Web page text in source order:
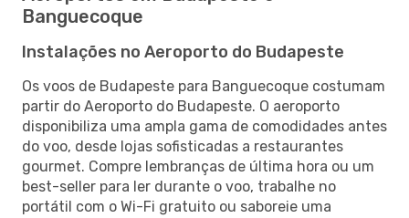
Banguecoque
Instalações no Aeroporto do Budapeste
Os voos de Budapeste para Banguecoque costumam
partir do Aeroporto do Budapeste. O aeroporto
disponibiliza uma ampla gama de comodidades antes
do voo, desde lojas sofisticadas a restaurantes
gourmet. Compre lembranças de última hora ou um
best-seller para ler durante o voo, trabalhe no
portátil com o Wi-Fi gratuito ou saboreie uma